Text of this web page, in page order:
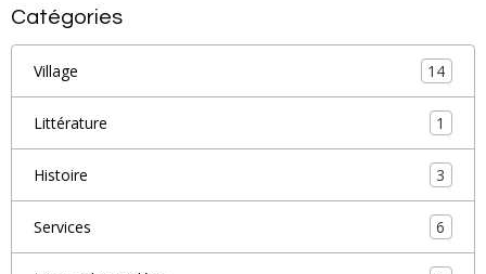
Catégories
Village 14
Littérature 1
Histoire 3
Services 6